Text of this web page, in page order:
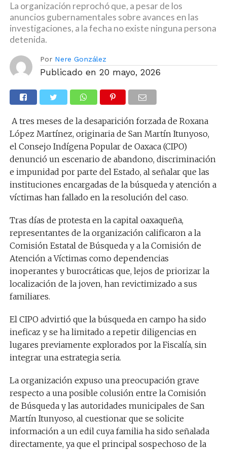
La organización reprochó que, a pesar de los
anuncios gubernamentales sobre avances en las
investigaciones, a la fecha no existe ninguna persona
detenida.
Por Nere González
Publicado en 20 mayo, 2026
A tres meses de la desaparición forzada de Roxana
López Martínez, originaria de San Martín Itunyoso,
el Consejo Indígena Popular de Oaxaca (CIPO)
denunció un escenario de abandono, discriminación
e impunidad por parte del Estado, al señalar que las
instituciones encargadas de la búsqueda y atención a
víctimas han fallado en la resolución del caso.
Tras días de protesta en la capital oaxaqueña,
representantes de la organización calificaron a la
Comisión Estatal de Búsqueda y a la Comisión de
Atención a Víctimas como dependencias
inoperantes y burocráticas que, lejos de priorizar la
localización de la joven, han revictimizado a sus
familiares.
El CIPO advirtió que la búsqueda en campo ha sido
ineficaz y se ha limitado a repetir diligencias en
lugares previamente explorados por la Fiscalía, sin
integrar una estrategia seria.
La organización expuso una preocupación grave
respecto a una posible colusión entre la Comisión
de Búsqueda y las autoridades municipales de San
Martín Itunyoso, al cuestionar que se solicite
información a un edil cuya familia ha sido señalada
directamente, ya que el principal sospechoso de la